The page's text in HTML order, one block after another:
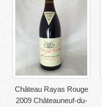
Château Rayas Rouge
2009 Châteauneuf-du-